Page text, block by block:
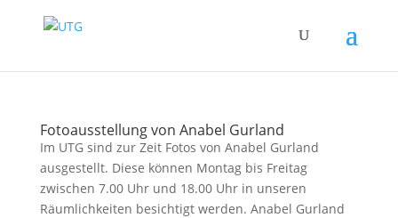
Fotoausstellung von Anabel Gurland
Im UTG sind zur Zeit Fotos von Anabel Gurland
ausgestellt. Diese können Montag bis Freitag
zwischen 7.00 Uhr und 18.00 Uhr in unseren
Räumlichkeiten besichtigt werden. Anabel Gurland